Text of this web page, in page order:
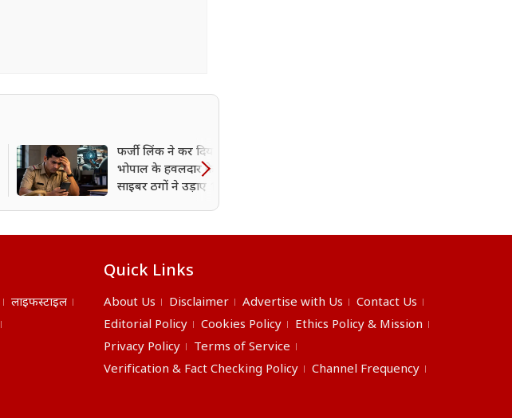
फर्जी लिंक ने कर दिया बड़ा खेल,
भोपाल के हवलदार के खाते से
साइबर ठगों ने उड़ाए 1.96 लाख
लाइफस्टाइल
Quick Links
About Us Disclaimer Advertise with Us
Contact Us
Editorial Policy
Cookies Policy
Ethics Policy & Mission
Privacy Policy
Terms of Service
Verification & Fact Checking Policy
Channel Frequency